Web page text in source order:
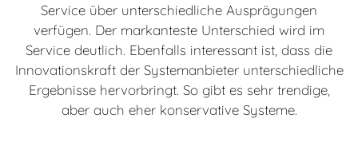
Service über unterschiedliche Ausprägungen
verfügen. Der markanteste Unterschied wird im
Service deutlich. Ebenfalls interessant ist, dass die
Innovationskraft der Systemanbieter unterschiedliche
Ergebnisse hervorbringt. So gibt es sehr trendige,
aber auch eher konservative Systeme.